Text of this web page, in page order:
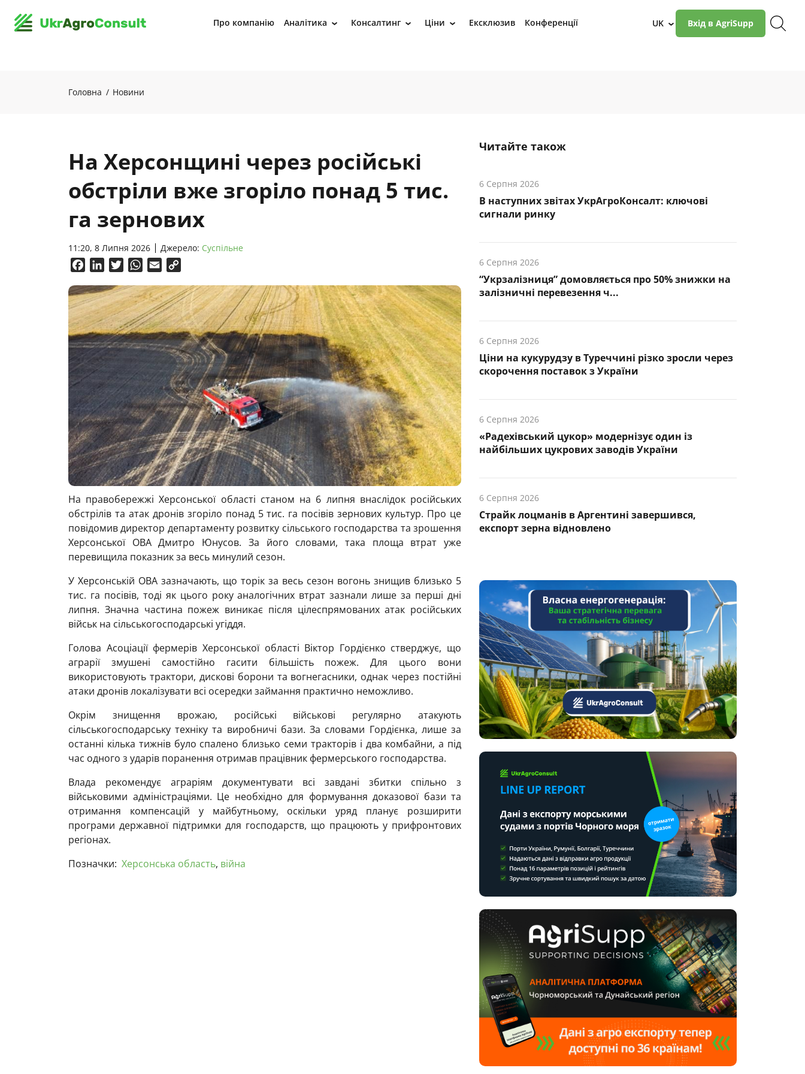
Про компанію Аналітика › Консалтинг › Ціни › Ексклюзив Конференції UK › Вхід в AgriSupp
Головна Новини
На Херсонщині через російські
обстріли вже згоріло понад 5 тис.
га зернових
11:20, 8 Липня 2026 Джерело: Суспільне
FacebookLinkedInTwitterWhatsApp
Email
На правобережжі Херсонської області станом на 6 липня внаслідок російських
обстрілів та атак дронів згоріло понад 5 тис. га посівів зернових культур. Про це
повідомив директор департаменту розвитку сільського господарства та зрошення
Херсонської ОВА Дмитро Юнусов. За його словами, така площа втрат уже
перевищила показник за весь минулий сезон.
У Херсонській ОВА зазначають, що торік за весь сезон вогонь знищив близько 5
тис. га посівів, тоді як цього року аналогічних втрат зазнали лише за перші дні
липня. Значна частина пожеж виникає після цілеспрямованих атак російських
військ на сільськогосподарські угіддя.
Голова Асоціації фермерів Херсонської області Віктор Гордієнко стверджує, що
аграрії змушені самостійно гасити більшість пожеж. Для цього вони
використовують трактори, дискові борони та вогнегасники, однак через постійні
атаки дронів локалізувати всі осередки займання практично неможливо.
Окрім знищення врожаю, російські військові регулярно атакують
сільськогосподарську техніку та виробничі бази. За словами Гордієнка, лише за
останні кілька тижнів було спалено близько семи тракторів і два комбайни, а під
час одного з ударів поранення отримав працівник фермерського господарства.
Влада рекомендує аграріям документувати всі завдані збитки спільно з
військовими адміністраціями. Це необхідно для формування доказової бази та
отримання компенсацій у майбутньому, оскільки уряд планує розширити
програми державної підтримки для господарств, що працюють у прифронтових
регіонах.
Позначки: Херсонська область, війна
Читайте також
6 Серпня 2026
В наступних звітах УкрАгроКонсалт: ключові
cигнали ринку
6 Серпня 2026
“Укрзалізниця” домовляється про 50% знижки на
залізничні перевезення ч...
6 Серпня 2026
Ціни на кукурудзу в Туреччині різко зросли через
скорочення поставок з України
6 Серпня 2026
«Радехівський цукор» модернізує один із
найбільших цукрових заводів України
6 Серпня 2026
Страйк лоцманів в Аргентині завершився,
експорт зерна відновлено